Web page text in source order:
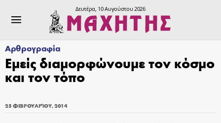
Δευτέρα, 10 Αυγούστου 2026
Αρθρογραφία
Εμείς διαμορφώνουμε τον κόσμο
και τον τόπο
25 ΦΕΒΡΟΥΑΡΊΟΥ, 2014